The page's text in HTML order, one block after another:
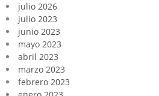
julio 2026
julio 2023
junio 2023
mayo 2023
abril 2023
marzo 2023
febrero 2023